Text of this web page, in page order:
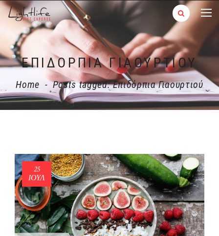
ΕΠΙΔΌΡΠΙΑ ΓΙΑΟΥΡΤΙΟΎ
Home - Posts tagged: Επιδόρπια Γιαουρτιού
25
ΙΟΎΛ